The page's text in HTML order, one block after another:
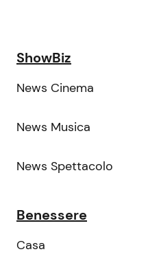
ShowBiz
News Cinema
News Musica
News Spettacolo
Benessere
Casa